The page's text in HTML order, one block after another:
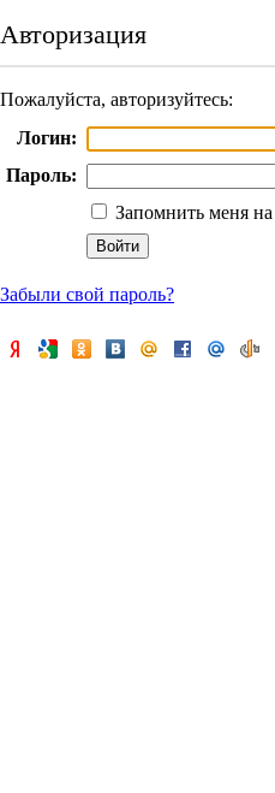
Авторизация
Пожалуйста, авторизуйтесь:
Логин:
Пароль:
Запомнить меня
Забыли свой пароль?